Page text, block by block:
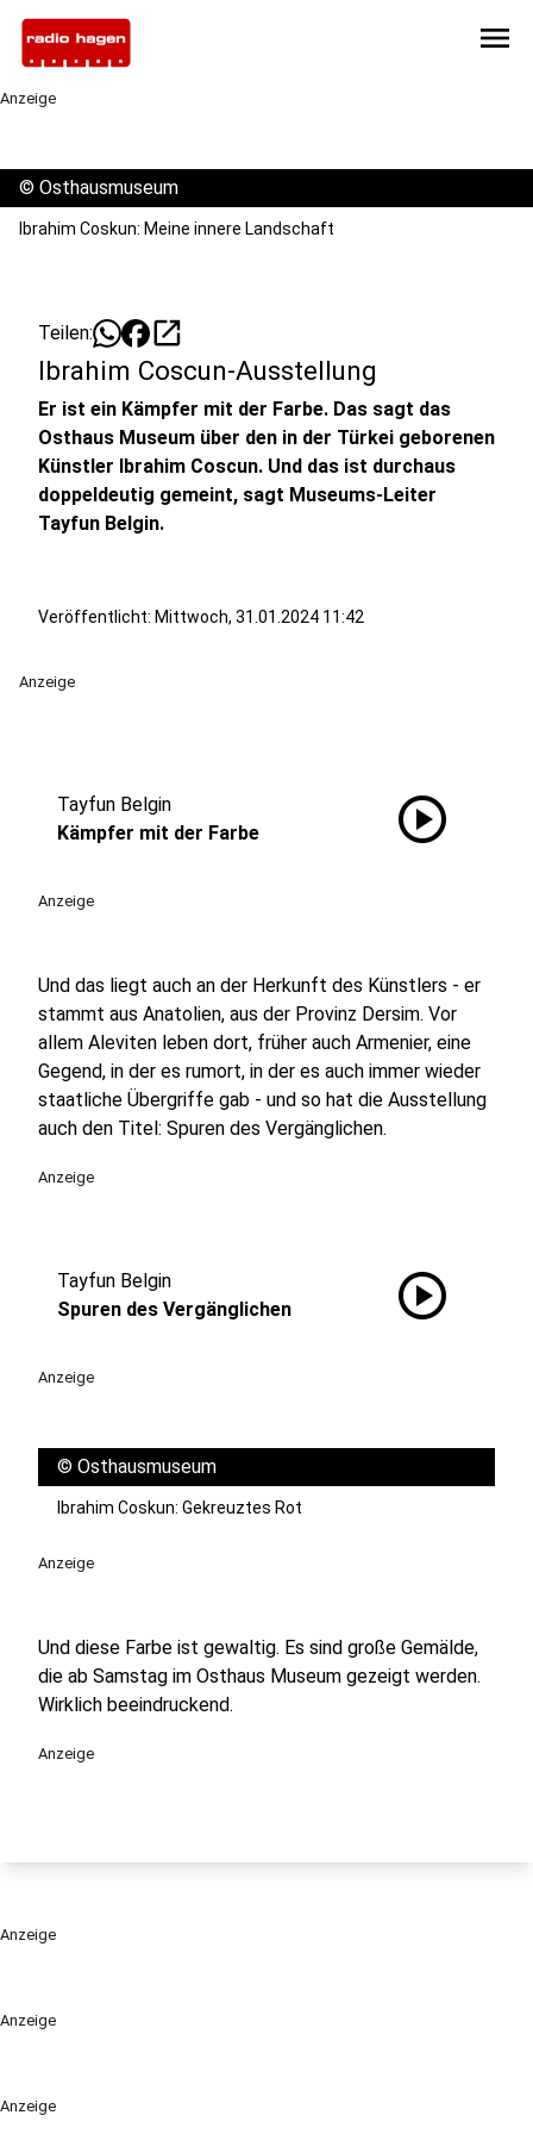
menu
Anzeige
Anzeige
Anzeige
© Osthausmuseum
Ibrahim Coskun: Meine innere Landschaft
Teilen: open_in_new
Ibrahim Coscun-Ausstellung
Er ist ein Kämpfer mit der Farbe. Das sagt das
Osthaus Museum über den in der Türkei geborenen
Künstler Ibrahim Coscun. Und das ist durchaus
doppeldeutig gemeint, sagt Museums-Leiter
Tayfun Belgin.
Veröffentlicht: Mittwoch, 31.01.2024 11:42
Anzeige
Tayfun Belgin
Kämpfer mit der Farbe
play_circle
Anzeige
Und das liegt auch an der Herkunft des Künstlers - er
stammt aus Anatolien, aus der Provinz Dersim. Vor
allem Aleviten leben dort, früher auch Armenier, eine
Gegend, in der es rumort, in der es auch immer wieder
staatliche Übergriffe gab - und so hat die Ausstellung
auch den Titel: Spuren des Vergänglichen.
Anzeige
Tayfun Belgin
Spuren des Vergänglichen
play_circle
Anzeige
© Osthausmuseum
Ibrahim Coskun: Gekreuztes Rot
Anzeige
Und diese Farbe ist gewaltig. Es sind große Gemälde,
die ab Samstag im Osthaus Museum gezeigt werden.
Wirklich beeindruckend.
Anzeige
Anzeige